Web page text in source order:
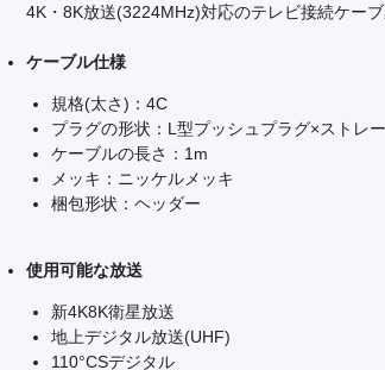
4K・8K放送(3224MHz)対応のテレビ接続ケーブ
ケーブル仕様
規格(太さ)：4C
プラグの形状：L型プッシュプラグ×ストレ
ケーブルの長さ：1m
メッキ：ニッケルメッキ
梱包形状：ヘッダー
使用可能な放送
新4K8K衛星放送
地上デジタル放送(UHF)
110°CSデジタル